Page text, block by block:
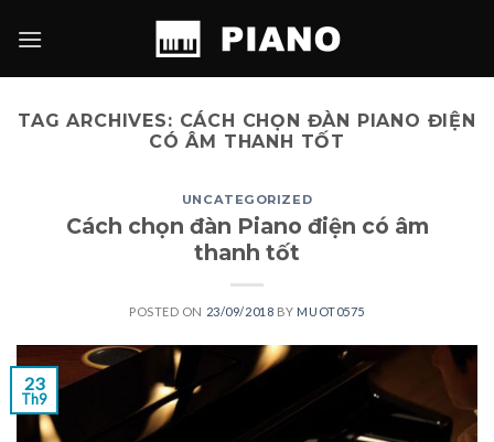
TAG ARCHIVES: CÁCH CHỌN ĐÀN PIANO ĐIỆN
CÓ ÂM THANH TỐT
UNCATEGORIZED
Cách chọn đàn Piano điện có âm
thanh tốt
POSTED ON 23/09/2018 BY MUOT0575
23
Th9